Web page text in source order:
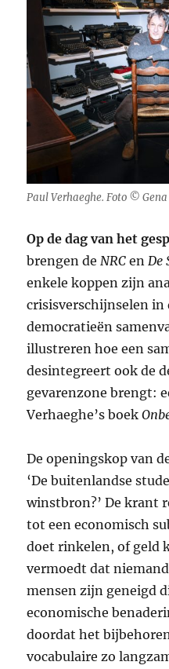
Paul Verhaeghe. Foto ©
Op de dag van het
brengen de NRC en De
enkele koppen zijn
crisisverschijnselen in
democratieën
illustreren hoe een
desintegreert ook de
gevarenzone brengt:
Verhaeghe’s boek
De openingskop van
‘De buitenlandse
winstbron?’ De krant
tot een economisch
doet rinkelen, of geld
vermoedt dat
mensen zijn geneigd
economische
doordat het
vocabulaire zo